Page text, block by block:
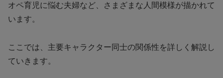
オペ育児に悩む夫婦など、さまざまな人間模様が描かれて
います。
ここでは、主要キャラクター同士の関係性を詳しく解説し
ていきます。